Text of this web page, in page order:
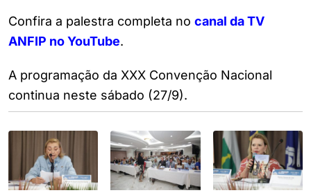
Confira a palestra completa no canal da TV
ANFIP no YouTube.
A programação da XXX Convenção Nacional
continua neste sábado (27/9).